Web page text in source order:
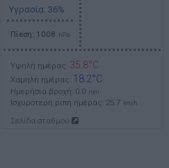
Υγρασία: 36%
Πίεση: 1008 hPa
Υψηλή ημέρας: 35.8°C
Χαμηλή ημέρας: 18.2°C
Ημερήσια βροχή: 0.0 mm
Ισχυρότερη ριπή ημέρας: 25.7 km/h
Σελίδα σταθμού